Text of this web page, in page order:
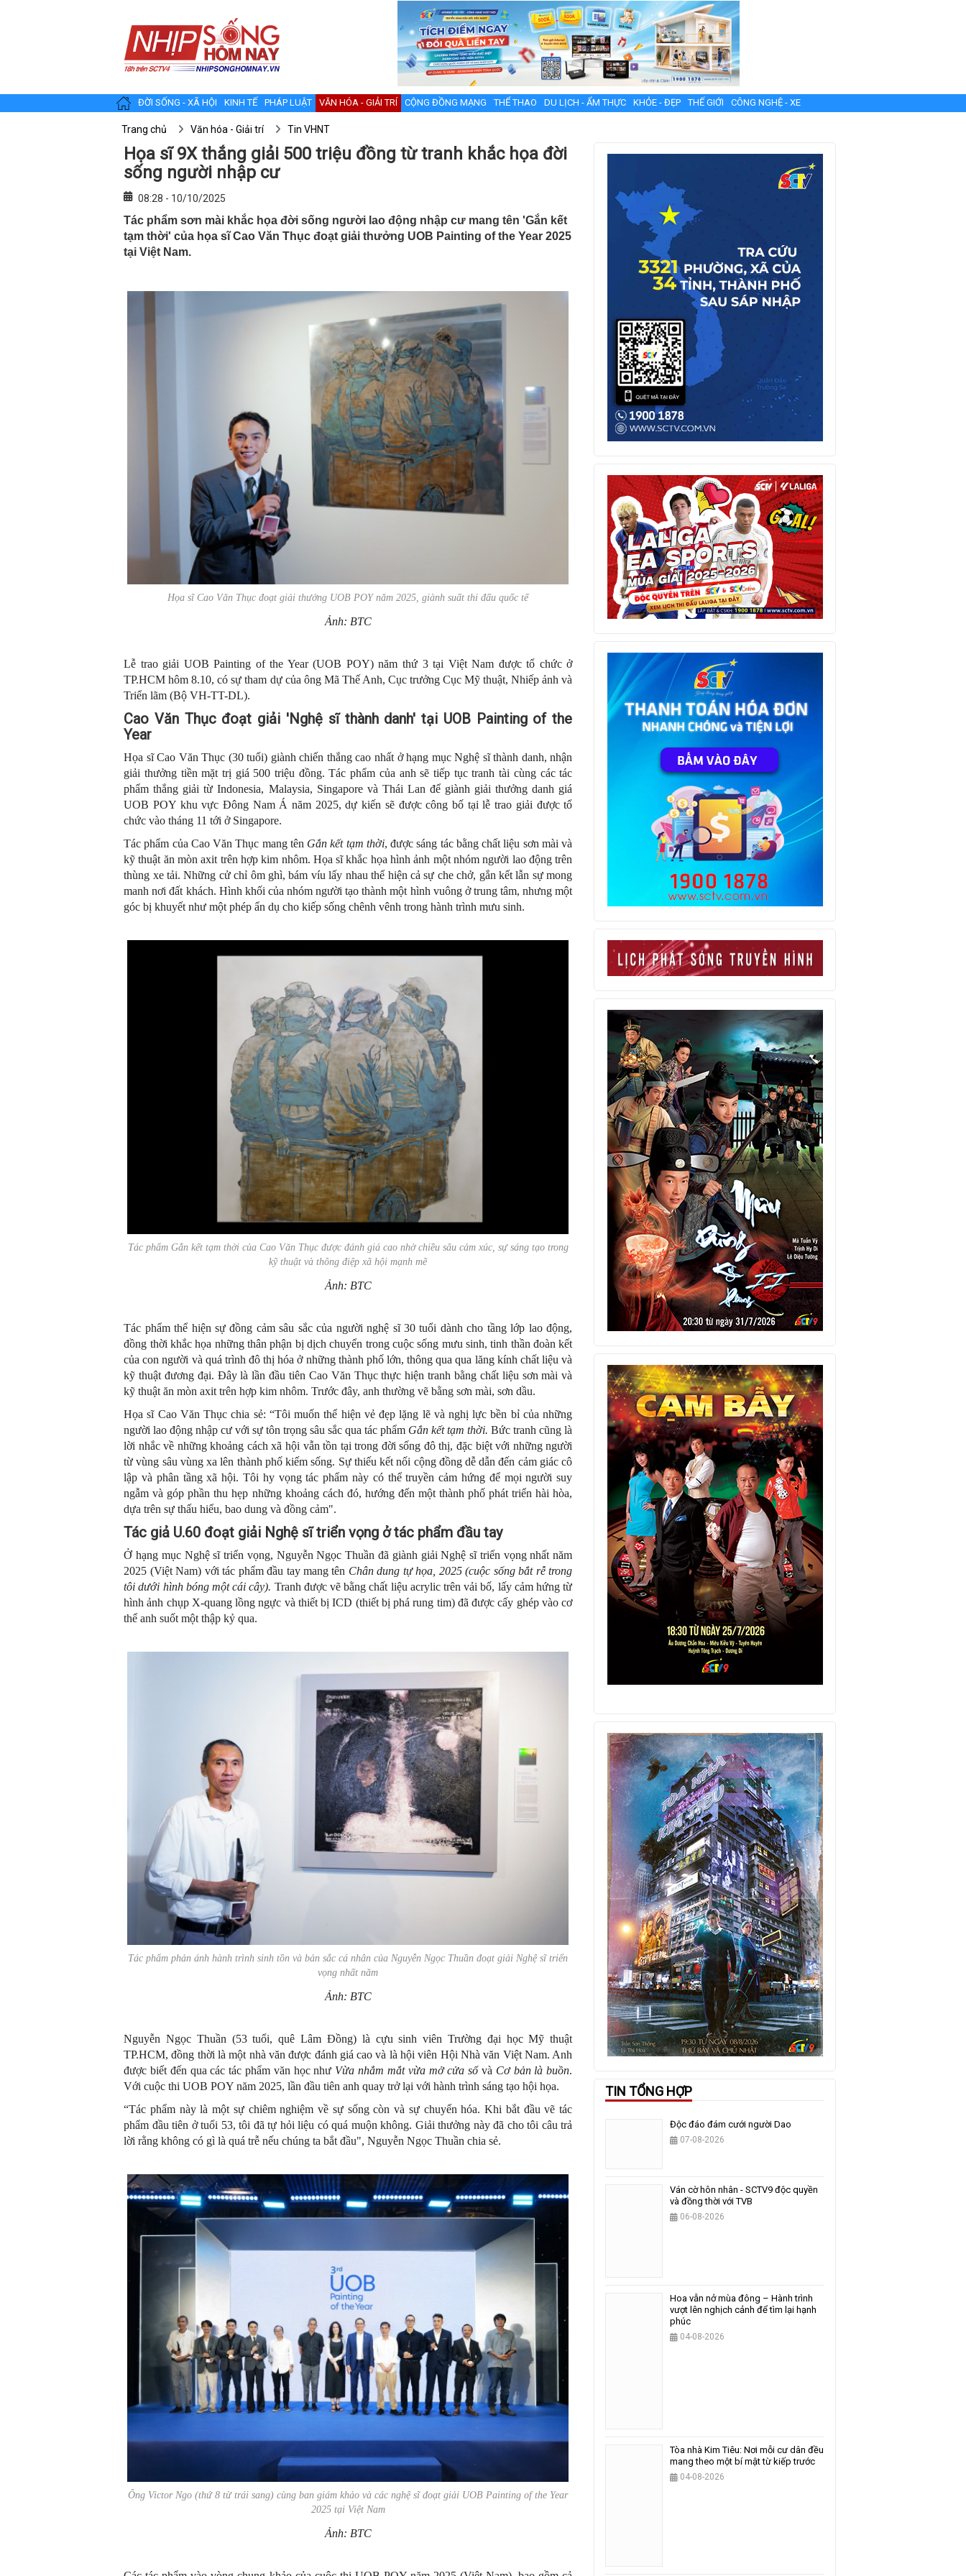
ĐỜI SỐNG - XÃ HỘI KINH TẾ PHÁP LUẬT VĂN HÓA - GIẢI TRÍ CỘNG ĐỒNG MẠNG THỂ THAO DU LỊCH - ẨM THỰC KHỎE - ĐẸP THẾ GIỚI CÔNG NGHỆ - XE
Trang chủ Văn hóa - Giải trí Tin VHNT
Họa sĩ 9X thắng giải 500 triệu đồng từ tranh khắc họa đời
sống người nhập cư
08:28 - 10/10/2025
Tác phẩm sơn mài khắc họa đời sống người lao động nhập cư mang tên 'Gắn kết
tạm thời' của họa sĩ Cao Văn Thục đoạt giải thưởng UOB Painting of the Year 2025
tại Việt Nam.
Họa sĩ Cao Văn Thục đoạt giải thưởng UOB POY năm 2025, giành suất thi đấu quốc tế
Ảnh: BTC
Lễ trao giải UOB Painting of the Year (UOB POY) năm thứ 3 tại Việt Nam được tổ chức ở
TP.HCM hôm 8.10, có sự tham dự của ông Mã Thế Anh, Cục trưởng Cục Mỹ thuật, Nhiếp ảnh và
Triển lãm (Bộ VH-TT-DL).
Cao Văn Thục đoạt giải 'Nghệ sĩ thành danh' tại UOB Painting of the
Year
Họa sĩ Cao Văn Thục (30 tuổi) giành chiến thắng cao nhất ở hạng mục Nghệ sĩ thành danh, nhận
giải thưởng tiền mặt trị giá 500 triệu đồng. Tác phẩm của anh sẽ tiếp tục tranh tài cùng các tác
phẩm thắng giải từ Indonesia, Malaysia, Singapore và Thái Lan để giành giải thưởng danh giá
UOB POY khu vực Đông Nam Á năm 2025, dự kiến sẽ được công bố tại lễ trao giải được tổ
chức vào tháng 11 tới ở Singapore.
Tác phẩm của Cao Văn Thục mang tên Gắn kết tạm thời, được sáng tác bằng chất liệu sơn mài và
kỹ thuật ăn mòn axit trên hợp kim nhôm. Họa sĩ khắc họa hình ảnh một nhóm người lao động trên
thùng xe tải. Những cử chỉ ôm ghì, bám víu lấy nhau thể hiện cả sự che chở, gắn kết lẫn sự mong
manh nơi đất khách. Hình khối của nhóm người tạo thành một hình vuông ở trung tâm, nhưng một
góc bị khuyết như một phép ẩn dụ cho kiếp sống chênh vênh trong hành trình mưu sinh.
Tác phẩm Gắn kết tạm thời của Cao Văn Thục được đánh giá cao nhờ chiều sâu cảm xúc, sự sáng tạo trong
kỹ thuật và thông điệp xã hội mạnh mẽ
Ảnh: BTC
Tác phẩm thể hiện sự đồng cảm sâu sắc của người nghệ sĩ 30 tuổi dành cho tầng lớp lao động,
đồng thời khắc họa những thân phận bị dịch chuyển trong cuộc sống mưu sinh, tinh thần đoàn kết
của con người và quá trình đô thị hóa ở những thành phố lớn, thông qua qua lăng kính chất liệu và
kỹ thuật đương đại. Đây là lần đầu tiên Cao Văn Thục thực hiện tranh bằng chất liệu sơn mài và
kỹ thuật ăn mòn axit trên hợp kim nhôm. Trước đây, anh thường vẽ bằng sơn mài, sơn dầu.
Họa sĩ Cao Văn Thục chia sẻ: “Tôi muốn thể hiện vẻ đẹp lặng lẽ và nghị lực bền bỉ của những
người lao động nhập cư với sự tôn trọng sâu sắc qua tác phẩm Gắn kết tạm thời. Bức tranh cũng là
lời nhắc về những khoảng cách xã hội vẫn tồn tại trong đời sống đô thị, đặc biệt với những người
từ vùng sâu vùng xa lên thành phố kiếm sống. Sự thiếu kết nối cộng đồng dễ dẫn đến cảm giác cô
lập và phân tầng xã hội. Tôi hy vọng tác phẩm này có thể truyền cảm hứng để mọi người suy
ngẫm và góp phần thu hẹp những khoảng cách đó, hướng đến một thành phố phát triển hài hòa,
dựa trên sự thấu hiểu, bao dung và đồng cảm".
Tác giả U.60 đoạt giải Nghệ sĩ triển vọng ở tác phẩm đầu tay
Ở hạng mục Nghệ sĩ triển vọng, Nguyễn Ngọc Thuần đã giành giải Nghệ sĩ triển vọng nhất năm
2025 (Việt Nam) với tác phẩm đầu tay mang tên Chân dung tự họa, 2025 (cuộc sống bắt rễ trong
tôi dưới hình bóng một cái cây). Tranh được vẽ bằng chất liệu acrylic trên vải bố, lấy cảm hứng từ
hình ảnh chụp X-quang lồng ngực và thiết bị ICD (thiết bị phá rung tim) đã được cấy ghép vào cơ
thể anh suốt một thập kỷ qua.
Tác phẩm phản ánh hành trình sinh tồn và bản sắc cá nhân của Nguyễn Ngọc Thuần đoạt giải Nghệ sĩ triển
vọng nhất năm
Ảnh: BTC
Nguyễn Ngọc Thuần (53 tuổi, quê Lâm Đồng) là cựu sinh viên Trường đại học Mỹ thuật
TP.HCM, đồng thời là một nhà văn được đánh giá cao và là hội viên Hội Nhà văn Việt Nam. Anh
được biết đến qua các tác phẩm văn học như Vừa nhắm mắt vừa mở cửa sổvà Cơ bản là buồn.
Với cuộc thi UOB POY năm 2025, lần đầu tiên anh quay trở lại với hành trình sáng tạo hội họa.
“Tác phẩm này là một sự chiêm nghiệm về sự sống còn và sự chuyển hóa. Khi bắt đầu vẽ tác
phẩm đầu tiên ở tuổi 53, tôi đã tự hỏi liệu có quá muộn không. Giải thưởng này đã cho tôi câu trả
lời rằng không có gì là quá trễ nếu chúng ta bắt đầu", Nguyễn Ngọc Thuần chia sẻ.
Ông Victor Ngo (thứ 8 từ trái sang) cùng ban giám khảo và các nghệ sĩ đoạt giải UOB Painting of the Year
2025 tại Việt Nam
Ảnh: BTC
TIN TỔNG HỢP
Độc đáo đám cưới người Dao
07-08-2026
Ván cờ hôn nhân - SCTV9 độc quyền
và đồng thời với TVB
06-08-2026
Hoa vẫn nở mùa đông – Hành trình
vượt lên nghịch cảnh để tìm lại hạnh
phúc
04-08-2026
Tòa nhà Kim Tiêu: Nơi mỗi cư dân đều
mang theo một bí mật từ kiếp trước
04-08-2026